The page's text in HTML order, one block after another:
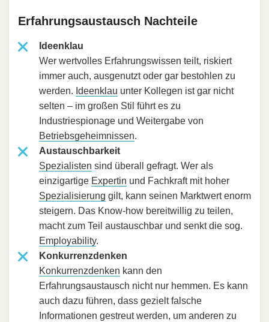
Erfahrungsaustausch Nachteile
Ideenklau
Wer wertvolles Erfahrungswissen teilt, riskiert
immer auch, ausgenutzt oder gar bestohlen zu
werden. Ideenklau unter Kollegen ist gar nicht
selten – im großen Stil führt es zu
Industriespionage und Weitergabe von
Betriebsgeheimnissen.
Austauschbarkeit
Spezialisten sind überall gefragt. Wer als
einzigartige Expertin und Fachkraft mit hoher
Spezialisierung gilt, kann seinen Marktwert enorm
steigern. Das Know-how bereitwillig zu teilen,
macht zum Teil austauschbar und senkt die sog.
Employability.
Konkurrenzdenken
Konkurrenzdenken kann den
Erfahrungsaustausch nicht nur hemmen. Es kann
auch dazu führen, dass gezielt falsche
Informationen gestreut werden, um anderen zu